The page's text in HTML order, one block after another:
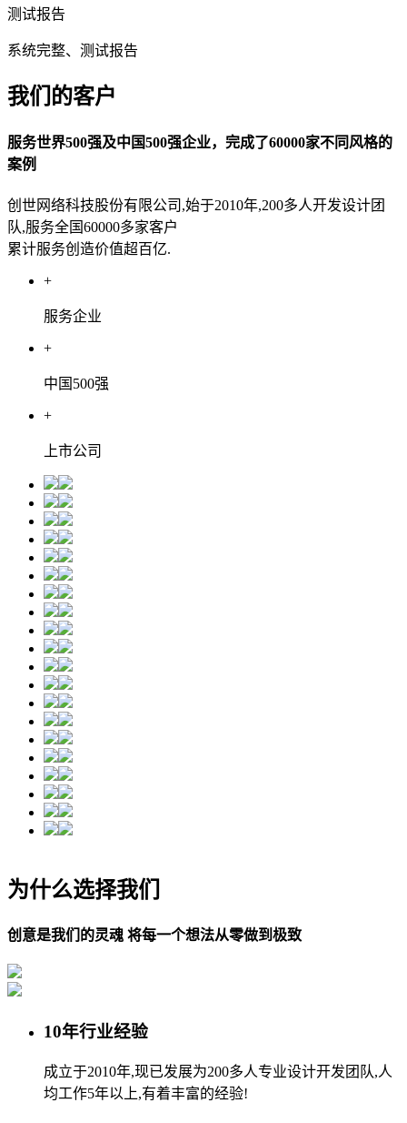
测试报告
系统完整、测试报告
我们的客户
服务世界500强及中国500强企业，完成了60000家不同风格的
案例
创世网络科技股份有限公司,始于2010年,200多人开发设计团
队,服务全国60000多家客户
累计服务创造价值超百亿.
+
服务企业
+
中国500强
+
上市公司
为什么选择我们
创意是我们的灵魂 将每一个想法从零做到极致
10年行业经验
成立于2010年,现已发展为200多人专业设计开发团队,人
均工作5年以上,有着丰富的经验!